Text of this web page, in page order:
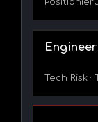
Tech Risk